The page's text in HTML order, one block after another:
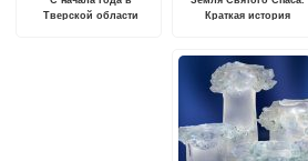
Тверской области
Краткая история